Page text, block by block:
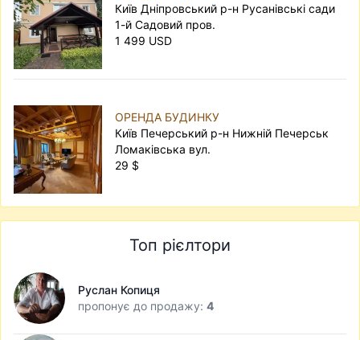
Київ Дніпровський р-н Русанівські сади
1-й Садовий пров.
1 499 USD
ОРЕНДА БУДИНКУ
Київ Печерський р-н Нижній Печерськ
Ломаківська вул.
29 $
Топ рієлтори
Руслан Копиця
пропонує до продажу: 4